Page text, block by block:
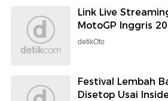
Link Live
MotoGP Inggris
detikOto
Festival Lembah
Disetop Usai